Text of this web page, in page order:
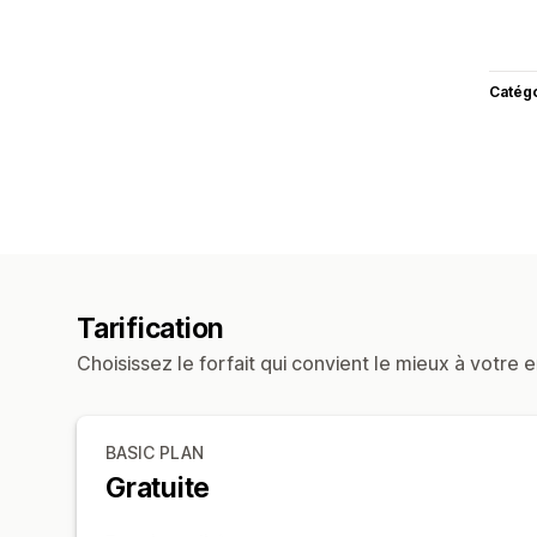
Tarification
Choisissez le forfait qui convient le mieux à votre
BASIC PLAN
Gratuite